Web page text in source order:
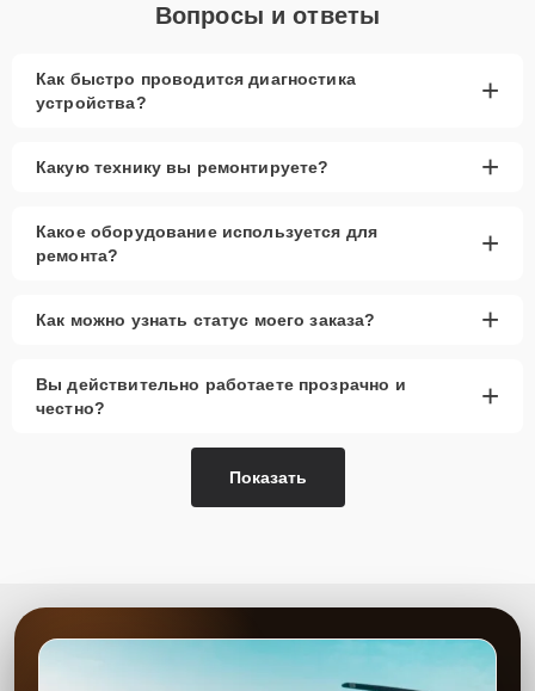
Вопросы и ответы
Как быстро проводится диагностика
устройства?
+
Какую технику вы ремонтируете? +
Какое оборудование используется для
ремонта?
+
Как можно узнать статус моего заказа? +
Вы действительно работаете прозрачно и
честно?
+
Показать